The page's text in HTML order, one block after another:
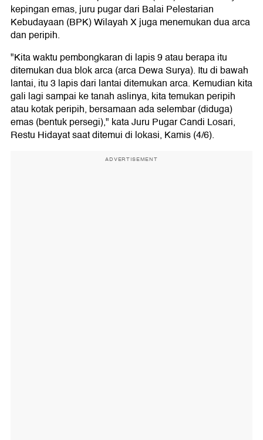
kepingan emas, juru pugar dari Balai Pelestarian
Kebudayaan (BPK) Wilayah X juga menemukan dua arca
dan peripih.
"Kita waktu pembongkaran di lapis 9 atau berapa itu
ditemukan dua blok arca (arca Dewa Surya). Itu di bawah
lantai, itu 3 lapis dari lantai ditemukan arca. Kemudian kita
gali lagi sampai ke tanah aslinya, kita temukan peripih
atau kotak peripih, bersamaan ada selembar (diduga)
emas (bentuk persegi)," kata Juru Pugar Candi Losari,
Restu Hidayat saat ditemui di lokasi, Kamis (4/6).
ADVERTISEMENT